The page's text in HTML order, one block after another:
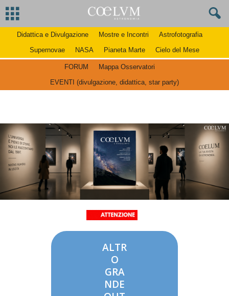
Didattica e Divulgazione Mostre e Incontri
Astrofotografia
Supernovae
NASA Pianeta Marte Cielo del Mese
FORUM
Mappa Osservatori
EVENTI (divulgazione, didattica, star party)
ALTR
O
GRA
NDE